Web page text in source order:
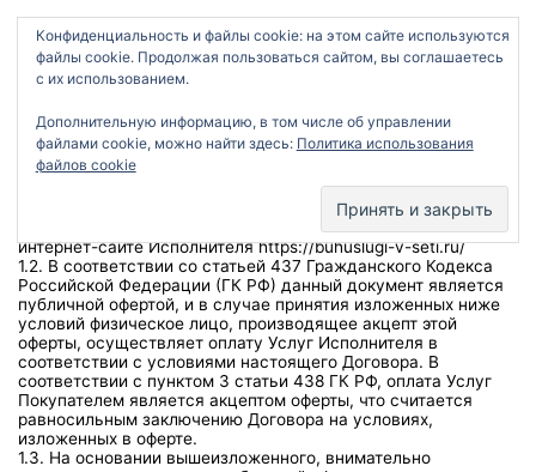
содержимому
ИП Батрак Ольга Юрьевна
Контакты:+7-917-133-41-75
Buhuslugi-v-seti@yandex.ru
Интернет-магазина РКЦ «Баланс» № 1
1.Общие положения
1.1. ИП Батрак Ольга Юрьевна, далее «Исполнитель»,
публикует Публичную оферту об оказании услуг, описание и
характеристики которых представленны на официальном
интернет-сайте Исполнителя https://buhuslugi-v-seti.ru/
1.2. В соответствии со статьей 437 Гражданского Кодекса
Российской Федерации (ГК РФ) данный документ является
публичной офертой, и в случае принятия изложенных ниже
условий физическое лицо, производящее акцепт этой
оферты, осуществляет оплату Услуг Исполнителя в
соответствии с условиями настоящего Договора. В
соответствии с пунктом 3 статьи 438 ГК РФ, оплата Услуг
Покупателем является акцептом оферты, что считается
равносильным заключению Договора на условиях,
изложенных в оферте.
1.3. На основании вышеизложенного, внимательно
Конфиденциальность и файлы cookie: на этом сайте используются
файлы cookie. Продолжая пользоваться сайтом, вы соглашаетесь
с их использованием.
Дополнительную информацию, в том числе об управлении
файлами cookie, можно найти здесь: Политика использования
файлов cookie